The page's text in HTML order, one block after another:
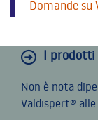
Domande su
I prodotti
Non è nota
Valdispert®